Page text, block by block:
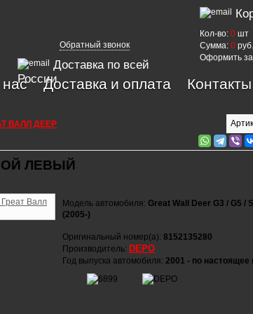
Обратный звонок
Доставка по всей
России
Кол-во: 0 шт
Сумма: 0 руб.
Оформить
Доставка и оплата Контакты
ВАЛЛ ДЕЕР
ЛЕВЫЙ
Модель автомобиля: Great Wall Deer G3 / G5 /
(2005-)
Оригинальный номер(а): 8152135280
Производитель: DEPO
Год выпуска автомобиля: 2001 - по настоящее